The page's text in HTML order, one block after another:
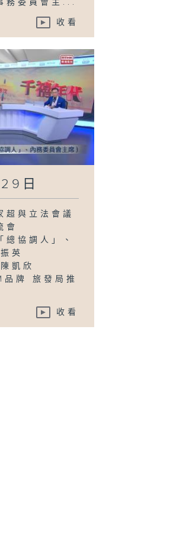
務委員會主...
收看
日
超與立法會議
會
總協調人」、
英
凱欣
品牌 旅發局推
收看